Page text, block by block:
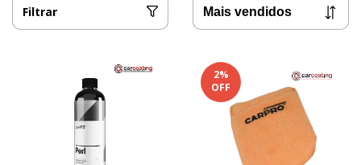
Filtrar
2%
OFF